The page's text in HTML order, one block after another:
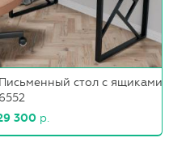
Письменный стол с ящиками
6552
300 р.